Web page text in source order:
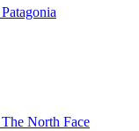
Patagonia
The North Face